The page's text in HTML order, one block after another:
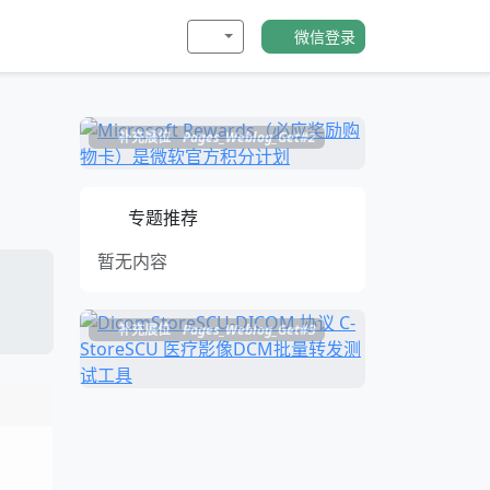
微信登录
补充展位 Pages_Weblog_Get#2
专题推荐
暂无内容
补充展位 Pages_Weblog_Get#3